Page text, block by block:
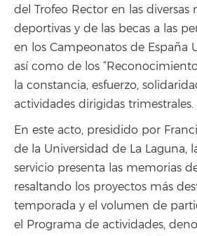
del Trofeo Rector en las diversas
deportivas y de las becas a las
en los Campeonatos de España
así como de los
la constancia, esfuerzo,
actividades dirigidas trimestrales.
En este acto, presidido por
de la Universidad de La Laguna,
servicio presenta las memorias
resaltando los proyectos más
temporada y el volumen de
el Programa de actividades,